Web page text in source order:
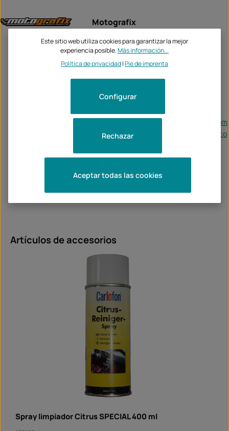
Motografix
Unternehme
n:
Motografix
Alma Court, Alma Road
Tel:
accounts@motografix.com
Web:
https://officialmotografix.co
Omitir la galería de productos
Artículos de accesorios
Spray limpiador Citrus SPECIAL 400 ml
Este sitio web utiliza cookies para garantizar la mejor
experiencia posible.Más información...
Política de privacidad|Pie de imprenta
Rechazar
Configurar
Aceptar todas las cookies